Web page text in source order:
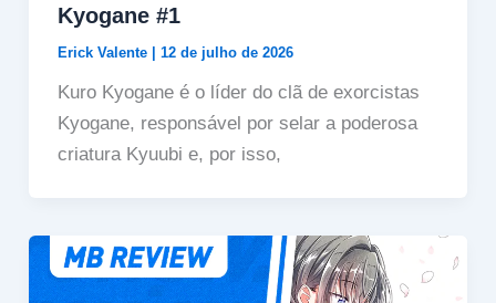
Kyogane #1
Erick Valente 12 de julho de 2026
Kuro Kyogane é o líder do clã de exorcistas
Kyogane, responsável por selar a poderosa
criatura Kyuubi e, por isso,